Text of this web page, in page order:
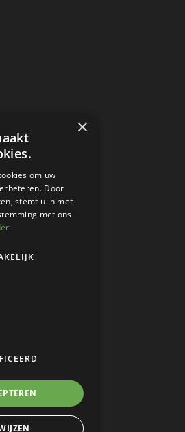
×
om uw
Door
stemt u in met
met ons